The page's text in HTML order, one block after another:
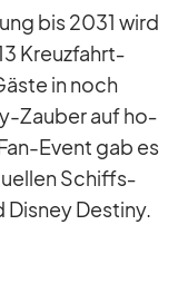
bis 2031 wird
Kreuz­fahrt­
in noch
Zau­ber auf ho­
Event gab es
Schiffs­
Dis­ney De­stiny.